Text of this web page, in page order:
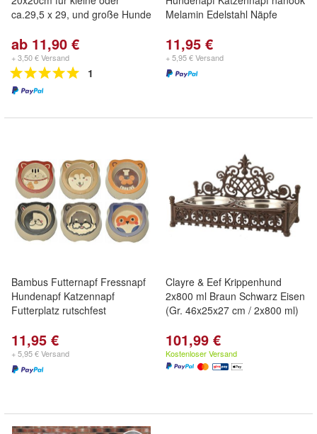
ca.29,5 x 29, und große Hunde
ab 11,90 €
+ 3,50 € Versand
1
Melamin Edelstahl Näpfe
11,95 €
+ 5,95 € Versand
Bambus Futternapf Fressnapf
Hundenapf Katzennapf
Futterplatz rutschfest
11,95 €
+ 5,95 € Versand
Clayre & Eef Krippenhund
2x800 ml Braun Schwarz Eisen
(Gr. 46x25x27 cm / 2x800 ml)
101,99 €
Kostenloser Versand